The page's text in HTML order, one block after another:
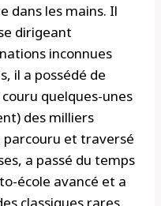
dans les mains. Il
dirigeant
inconnues
il a possédé de
quelques-unes
des milliers
et traversé
a passé du temps
école avancé et a